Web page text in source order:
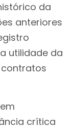
da
anteriores
utilidade da
crítica